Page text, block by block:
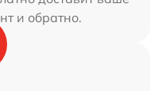
и обратно.